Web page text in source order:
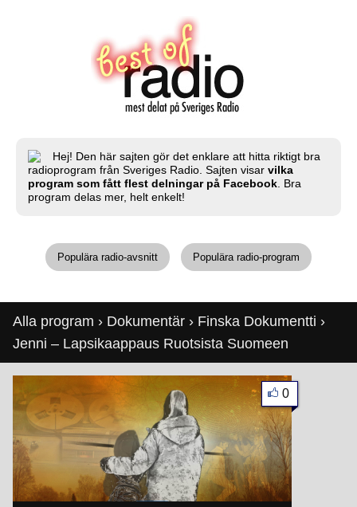
Hej! Den här sajten gör det enklare att hitta riktigt bra
radioprogram från Sveriges Radio. Sajten visar vilka
program som fått flest delningar på Facebook . Bra
program delas mer, helt enkelt!
Populära radio-avsnitt Populära radio-program
Alla program › Dokumentär › Finska Dokumentti ›
Jenni – Lapsikaappaus Ruotsista Suomeen
0